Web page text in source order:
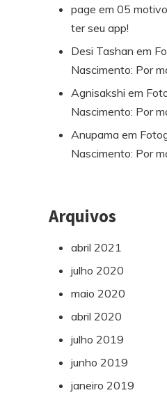
page em 05
ter seu app!
Desi Tashan em
Nascimento: Por
Agnisakshi em
Nascimento: Por
Anupama em
Nascimento: Por
Arquivos
abril 2021
julho 2020
maio 2020
abril 2020
julho 2019
junho 2019
janeiro 2019